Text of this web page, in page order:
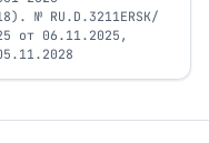
№ RU.D.3211ERSK/
от 06.11.2025,